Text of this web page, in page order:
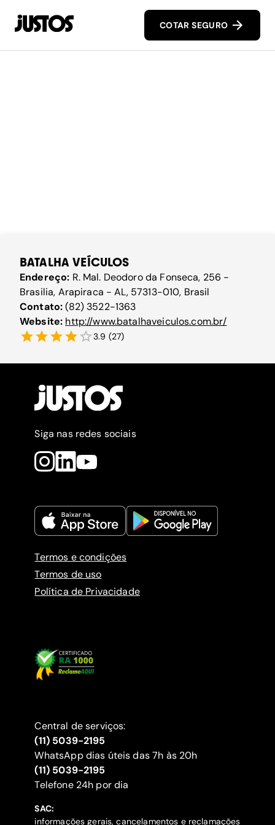
COTAR SEGURO
BATALHA VEÍCULOS
Endereço: R. Mal. Deodoro da Fonseca, 256 -
Brasilia, Arapiraca - AL, 57313-010, Brasil
Contato:(82) 3522-1363
Website: http://www.batalhaveiculos.com.br/
3.9 (27)
Siga nas redes sociais
Termos e condições
Termos de uso
Política de Privacidade
Central de serviços:
(11) 5039-2195
WhatsApp dias úteis das 7h às 20h
(11) 5039-2195
‍Telefone 24h por dia
SAC:
informações gerais, cancelamentos e reclamações